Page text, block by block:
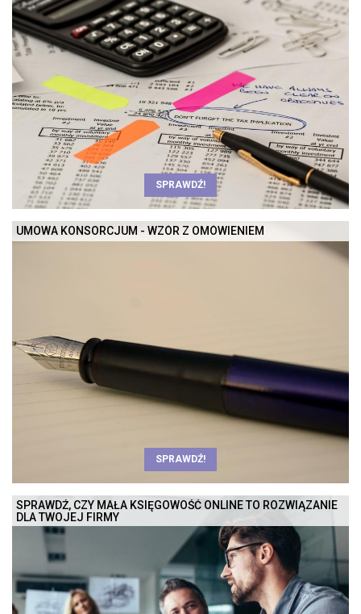
SPRAWDŹ!
UMOWA KONSORCJUM - WZÓR Z OMÓWIENIEM
SPRAWDŹ!
SPRAWDŹ, CZY MAŁA KSIĘGOWOŚĆ ONLINE TO ROZWIĄZANIE
DLA TWOJEJ FIRMY